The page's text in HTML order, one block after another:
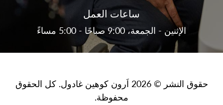
ساعات العمل
الإثنين - الجمعة، 9:00 صباحًا - 5:00 مساءً
حقوق النشر © 2026 اَرون كوهين غادول. كل الحقوق
محفوظة.